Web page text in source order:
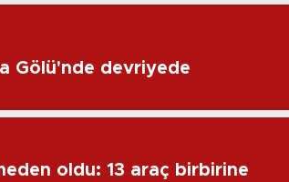
Gölü'nde devriyede
oldu: 13 araç birbirine